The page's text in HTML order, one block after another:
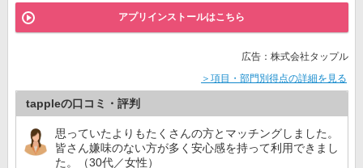
アプリインストールはこちら
広告：株式会社タップル
＞項目・部門別得点の詳細を見る
tappleの口コミ・評判
思っていたよりもたくさんの方とマッチングしました。
皆さん嫌味のない方が多く安心感を持って利用できまし
た。（30代／女性）